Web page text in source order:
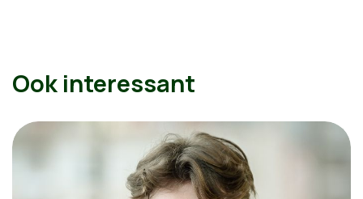
Ook interessant